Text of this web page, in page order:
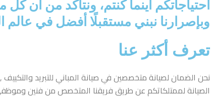
احتياجاتكم أينما كنتم، ونتأكد من أن
وبإصرارنا نبني مستقبلًا أفضل في عالم
تعرف أكثر عنا
نحن الضمان لصيانة متخصصين في صيانة المباني للتبريد والتكييف ,
الصيانة لممتلكاتكم عن طريق فريقنا المتخصص من فنين